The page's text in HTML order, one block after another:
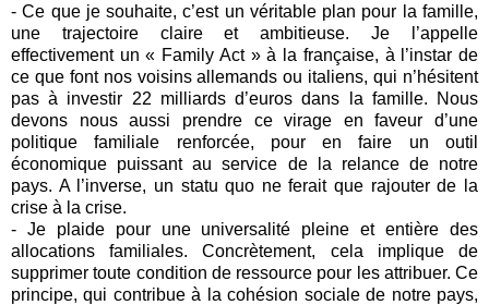
- Ce que je souhaite, c’est un véritable plan pour la famille,
une trajectoire claire et ambitieuse. Je l’appelle
effectivement un « Family Act » à la française, à l’instar de
ce que font nos voisins allemands ou italiens, qui n’hésitent
pas à investir 22 milliards d’euros dans la famille. Nous
devons nous aussi prendre ce virage en faveur d’une
politique familiale renforcée, pour en faire un outil
économique puissant au service de la relance de notre
pays. A l’inverse, un statu quo ne ferait que rajouter de la
crise à la crise.
- Je plaide pour une universalité pleine et entière des
allocations familiales. Concrètement, cela implique de
supprimer toute condition de ressource pour les attribuer. Ce
principe, qui contribue à la cohésion sociale de notre pays,